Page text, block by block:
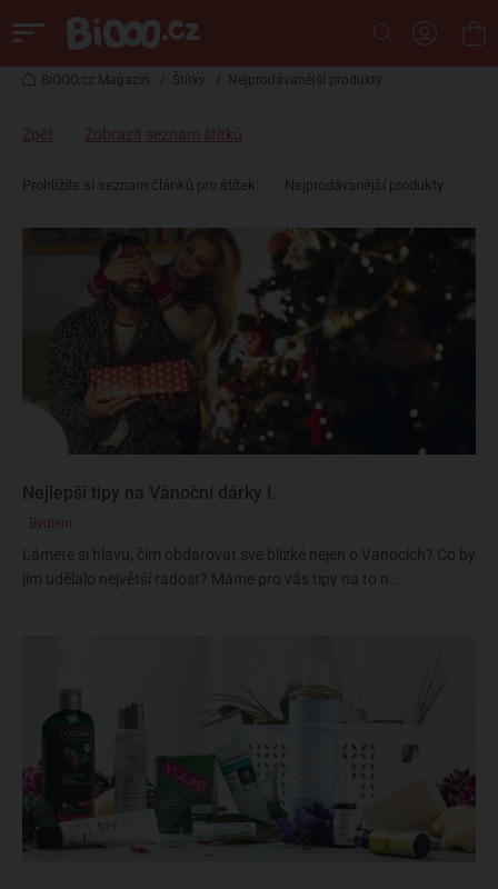
BiOOO.cz Magazin / Štítky / Nejprodávanější produkty
Zpět Zobrazit seznam štítků
Prohlížíte si seznam článků pro štítek: Nejprodávanější produkty
Nejlepší tipy na Vánoční dárky I.
Bydlení
Lámete si hlavu, čím obdarovat své blízké nejen o Vánocích? Co by
jim udělalo největší radost? Máme pro vás tipy na to n...